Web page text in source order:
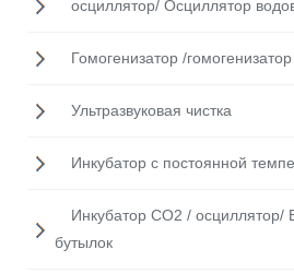
осциллятор/ Осциллятор
Гомогенизатор /
Ультразвуковая чистка
Инкубатор с постоянной
Инкубатор CO2 / осциллятор/
бутылок